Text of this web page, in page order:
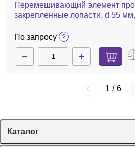
Перемешивающий элемент
закрепленные лопасти, d 55
По запросу
1 / 6
Каталог